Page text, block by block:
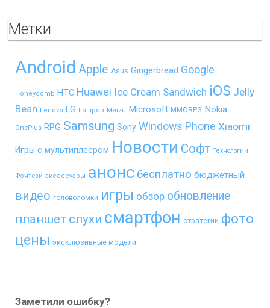
Метки
Android Apple Asus Gingerbread Google
Honeycomb HTC Huawei Ice Cream Sandwich iOS Jelly
Bean Lenovo LG Lollipop Meizu Microsoft MMORPG Nokia
OnePlus RPG Samsung Sony Windows Phone Xiaomi
Игры с мультиплеером Новости Софт Технологии
Фэнтези аксессуары анонс бесплатно бюджетный
видео головоломки игры обзор обновление
планшет слухи смартфон стратегии фото
цены эксклюзивные модели
Заметили ошибку?